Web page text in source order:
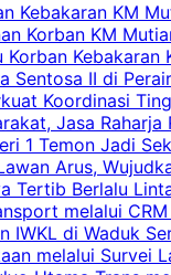
Kebakaran KM
Korban KM
Kebakaran
Sentosa II di
Koordinasi
Jasa
1 Temon Jadi
Arus,
Tertib Berlalu
melalui CRM
IWKL di Waduk
melalui Survei